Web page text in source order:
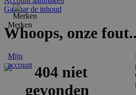
Merken
Mijn
account
Ga naar de inhoud
Whoops, onze